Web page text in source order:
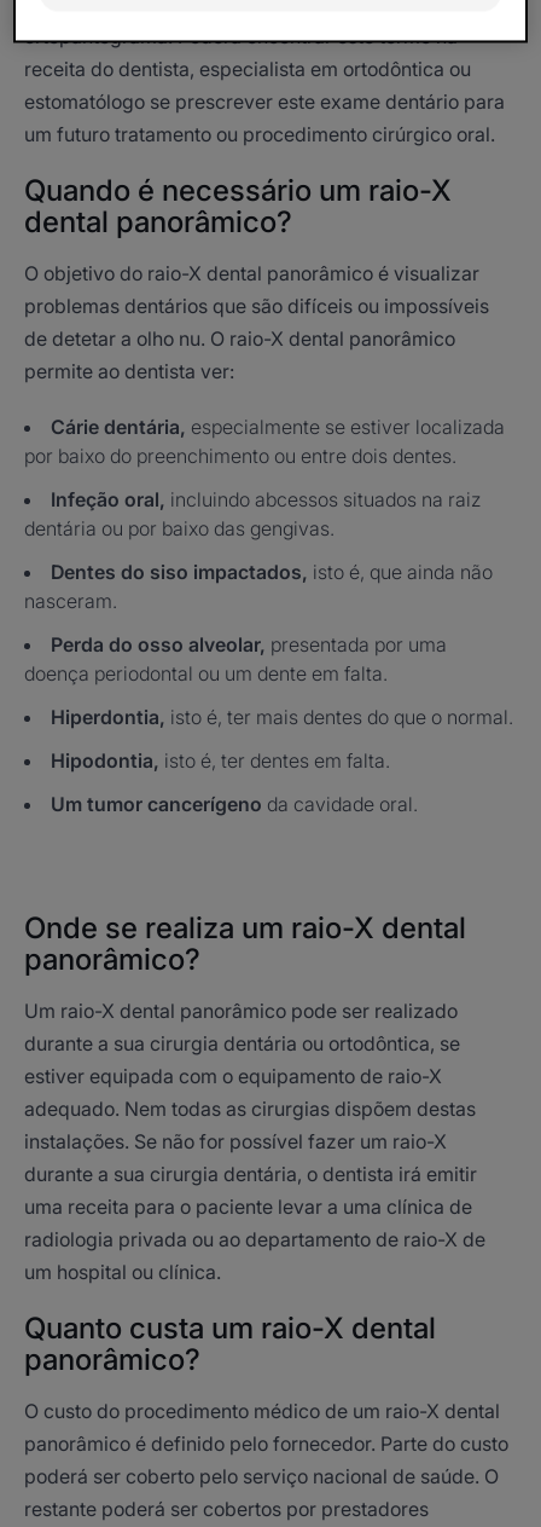
ortopantograma. Poderá encontrar este termo na
receita do dentista, especialista em ortodôntica ou
estomatólogo se prescrever este exame dentário para
um futuro tratamento ou procedimento cirúrgico oral.
Quando é necessário um raio-X
dental panorâmico?
O objetivo do raio-X dental panorâmico é visualizar
problemas dentários que são difíceis ou impossíveis
de detetar a olho nu. O raio-X dental panorâmico
permite ao dentista ver:
Cárie dentária, especialmente se estiver localizada
por baixo do preenchimento ou entre dois dentes.
Infeção oral, incluindo abcessos situados na raiz
dentária ou por baixo das gengivas.
Dentes do siso impactados, isto é, que ainda não
nasceram.
Perda do osso alveolar, presentada por uma
doença periodontal ou um dente em falta.
Hiperdontia, isto é, ter mais dentes do que o normal.
Hipodontia, isto é, ter dentes em falta.
Um tumor cancerígeno da cavidade oral.
Onde se realiza um raio-X dental
panorâmico?
Um raio-X dental panorâmico pode ser realizado
durante a sua cirurgia dentária ou ortodôntica, se
estiver equipada com o equipamento de raio-X
adequado. Nem todas as cirurgias dispõem destas
instalações. Se não for possível fazer um raio-X
durante a sua cirurgia dentária, o dentista irá emitir
uma receita para o paciente levar a uma clínica de
radiologia privada ou ao departamento de raio-X de
um hospital ou clínica.
Quanto custa um raio-X dental
panorâmico?
O custo do procedimento médico de um raio-X dental
panorâmico é definido pelo fornecedor. Parte do custo
poderá ser coberto pelo serviço nacional de saúde. O
restante poderá ser cobertos por prestadores